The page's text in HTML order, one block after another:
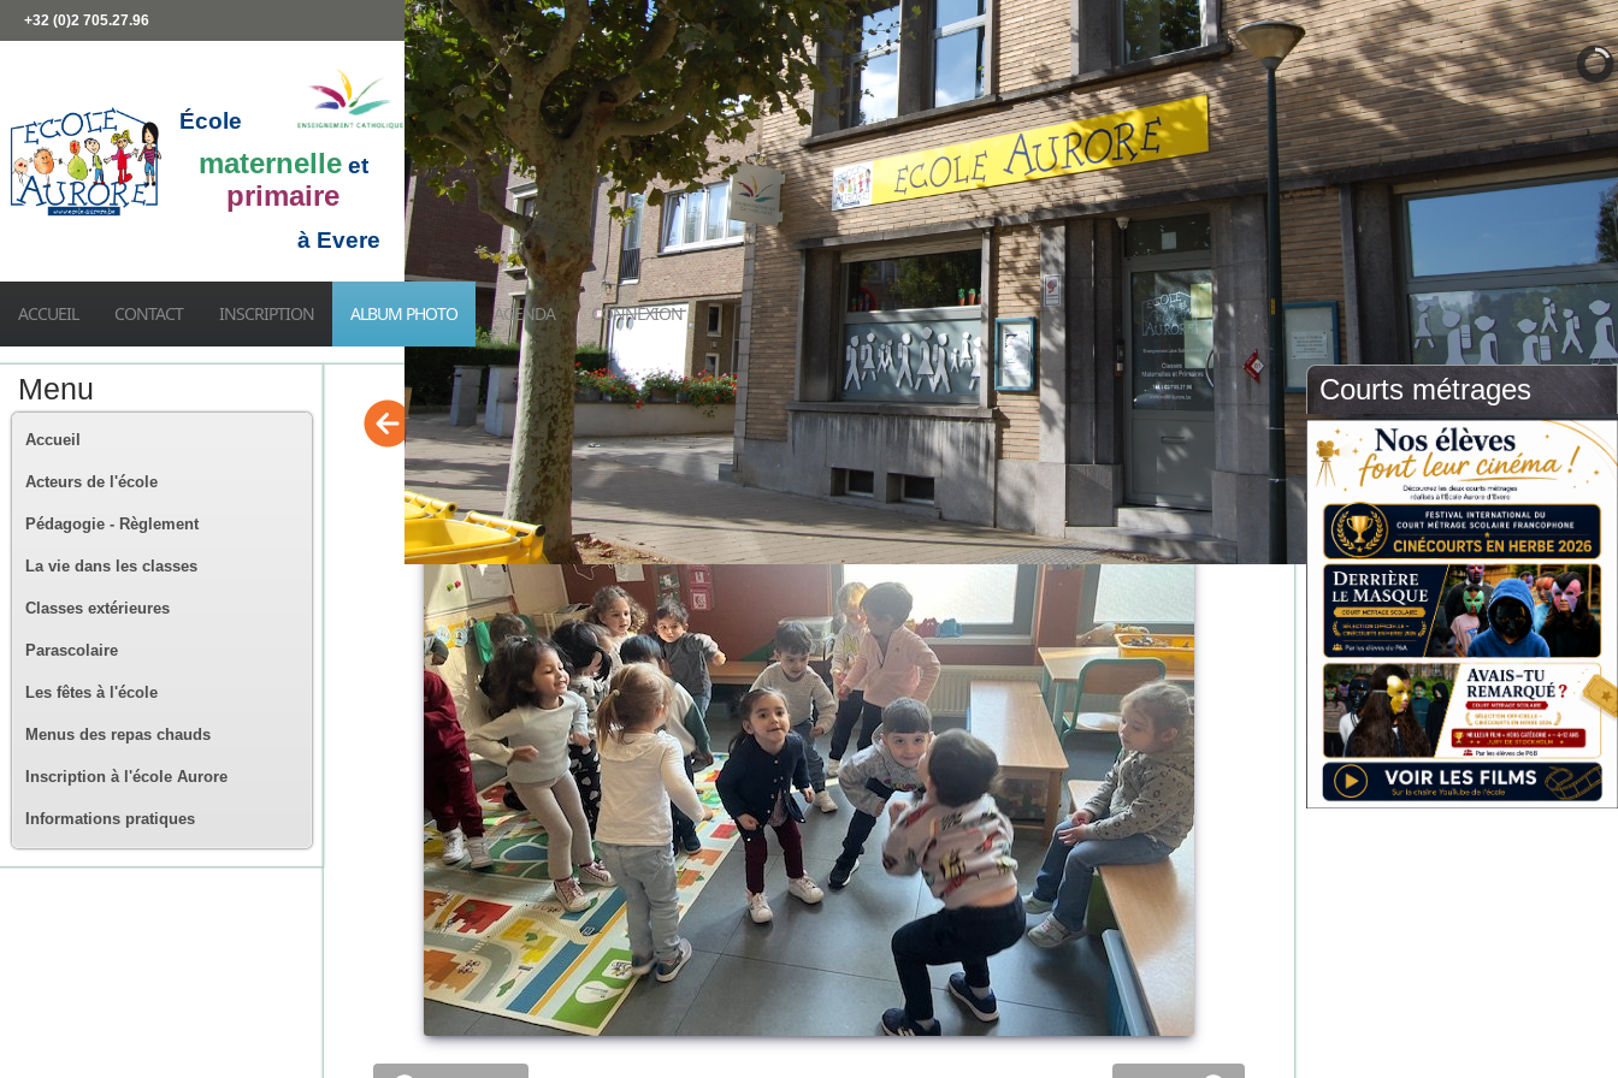
+32 (0)2 705.27.96
École
maternelle et
primaire
à Evere
ACCUEIL CONTACT INSCRIPTION ALBUM PHOTO AGENDA CONNEXION
Menu
Accueil
Acteurs de l'école
Pédagogie - Règlement
La vie dans les classes
Classes extérieures
Parascolaire
Les fêtes à l'école
Menus des repas chauds
Inscription à l'école Aurore
Informations pratiques
Courts métrages